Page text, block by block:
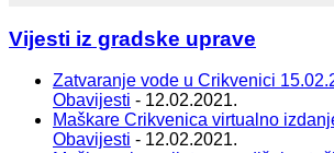
Vijesti iz gradske uprave
Zatvaranje vode u Crikvenici
Obavijesti - 12.02.2021.
Maškare Crikvenica virtualno
Obavijesti - 12.02.2021.